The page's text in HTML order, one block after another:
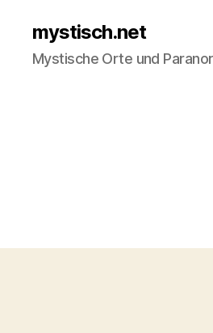
mystisch.net
Mystische Orte und